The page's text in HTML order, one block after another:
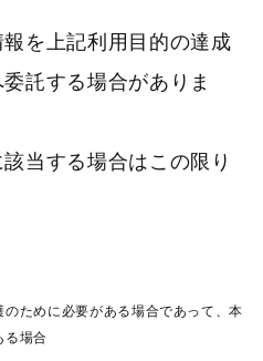
を上記利用目的の達成
託する場合がありま
当する場合はこの限り
ために必要がある場合であって、本
る場合